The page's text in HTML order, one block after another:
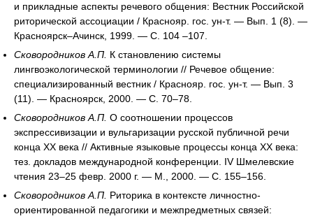
и прикладные аспекты речевого общения: Вестник Российской
риторической ассоциации / Краснояр. гос. ун-т. — Вып. 1 (8). —
Красноярск–Ачинск, 1999. — С. 104 –107.
Сковородников А.П. К становлению системы
лингвоэкологической терминологии // Речевое общение:
специализированный вестник / Краснояр. гос. ун-т. — Вып. 3
(11). — Красноярск, 2000. — С. 70–78.
Сковородников А.П. О соотношении процессов
экспрессивизации и вульгаризации русской публичной речи
конца XX века // Активные языковые процессы конца XX века:
тез. докладов международной конференции. IV Шмелевские
чтения 23–25 февр. 2000 г. — М., 2000. — С. 155–156.
Сковородников А.П. Риторика в контексте личностно-
ориентированной педагогики и межпредметных связей: